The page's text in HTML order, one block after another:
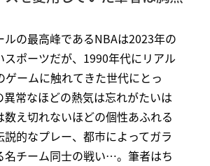
ルの最高峰であるNBAは2023年の
スポーツだが、1990年代にリアル
ゲームに触れてきた世代にとっ
異常なほどの熱気は忘れがたいは
数え切れないほどの個性あふれる
説的なプレー、都市によってガラ
名チーム同士の戦い…。筆者はち